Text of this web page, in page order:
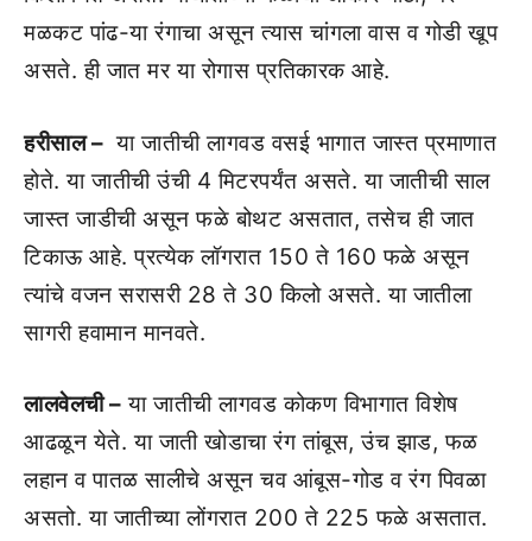
मळकट पांढ-या रंगाचा असून त्‍यास चांगला वास व गोडी खूप
असते. ही जात मर या रोगास प्रतिकारक आहे.
हरीसाल – या जातीची लागवड वसई भागात जास्‍त प्रमाणात
होते. या जातीची उंची 4 मिटरपर्यंत असते. या जातीची साल
जास्‍त जाडीची असून फळे बोथट असतात, तसेच ही जात
टिकाऊ आहे. प्रत्‍येक लॉगरात 150 ते 160 फळे असून
त्‍यांचे वजन सरासरी 28 ते 30 किलो असते. या जातीला
सागरी हवामान मानवते.
लालवेलची – या जातीची लागवड कोकण विभागात विशेष
आढळून येते. या जाती खोडाचा रंग तांबूस, उंच झाड, फळ
लहान व पातळ सालीचे असून चव आंबूस-गोड व रंग पिवळा
असतो. या जातीच्‍या लोंगरात 200 ते 225 फळे असतात.